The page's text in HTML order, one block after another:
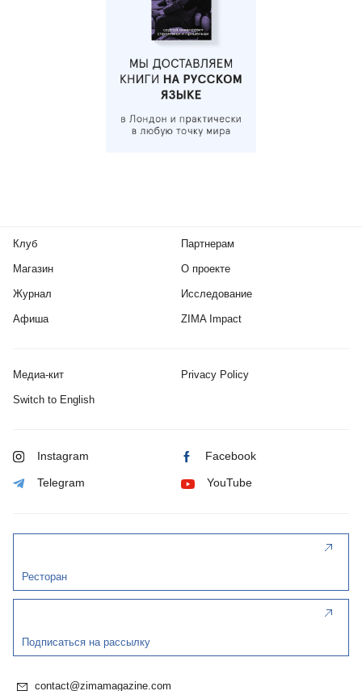
Клуб
Магазин
Журнал
Афиша
Партнерам
О проекте
Исследование
ZIMA Impact
Медиа-кит Privacy Policy
Switch to English
Instagram Facebook
Telegram YouTube
Ресторан
Подписаться на рассылку
contact@zimamagazine.com